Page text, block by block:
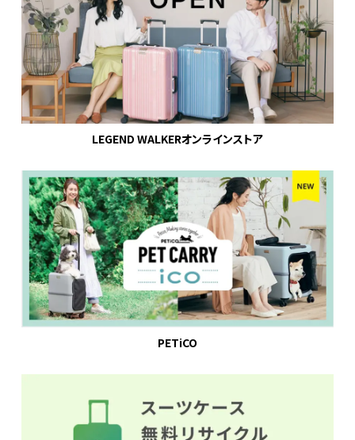
LEGEND WALKERオンラインストア
PETiCO